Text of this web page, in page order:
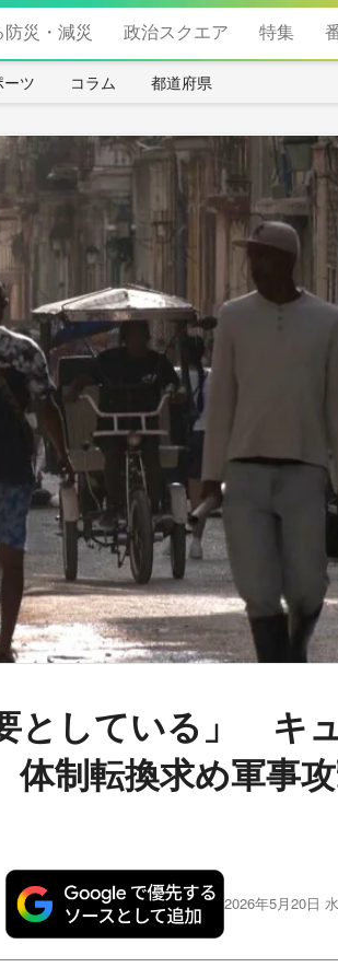
災・減災 政治スクエア 特集
ーツ コラム 都道府県
としている」 キ
制転換求め軍事
2026年5月20日